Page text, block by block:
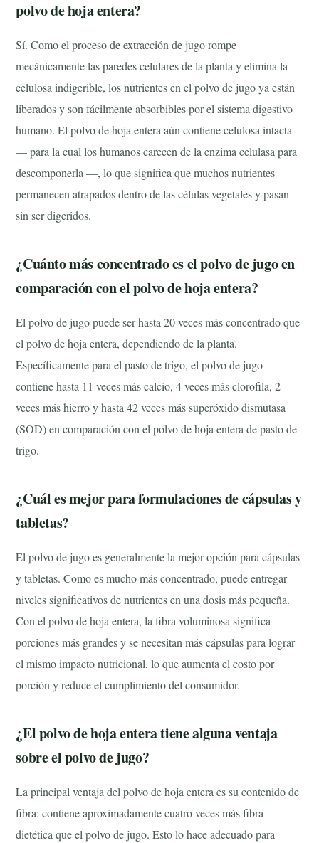
polvo de hoja entera?
Sí. Como el proceso de extracción de jugo rompe
mecánicamente las paredes celulares de la planta y elimina la
celulosa indigerible, los nutrientes en el polvo de jugo ya están
liberados y son fácilmente absorbibles por el sistema digestivo
humano. El polvo de hoja entera aún contiene celulosa intacta
— para la cual los humanos carecen de la enzima celulasa para
descomponerla —, lo que significa que muchos nutrientes
permanecen atrapados dentro de las células vegetales y pasan
sin ser digeridos.
¿Cuánto más concentrado es el polvo de jugo en
comparación con el polvo de hoja entera?
El polvo de jugo puede ser hasta 20 veces más concentrado que
el polvo de hoja entera, dependiendo de la planta.
Específicamente para el pasto de trigo, el polvo de jugo
contiene hasta 11 veces más calcio, 4 veces más clorofila, 2
veces más hierro y hasta 42 veces más superóxido dismutasa
(SOD) en comparación con el polvo de hoja entera de pasto de
trigo.
¿Cuál es mejor para formulaciones de cápsulas y
tabletas?
El polvo de jugo es generalmente la mejor opción para cápsulas
y tabletas. Como es mucho más concentrado, puede entregar
niveles significativos de nutrientes en una dosis más pequeña.
Con el polvo de hoja entera, la fibra voluminosa significa
porciones más grandes y se necesitan más cápsulas para lograr
el mismo impacto nutricional, lo que aumenta el costo por
porción y reduce el cumplimiento del consumidor.
¿El polvo de hoja entera tiene alguna ventaja
sobre el polvo de jugo?
La principal ventaja del polvo de hoja entera es su contenido de
fibra: contiene aproximadamente cuatro veces más fibra
dietética que el polvo de jugo. Esto lo hace adecuado para